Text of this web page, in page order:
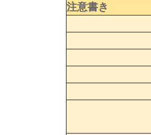
注意書き